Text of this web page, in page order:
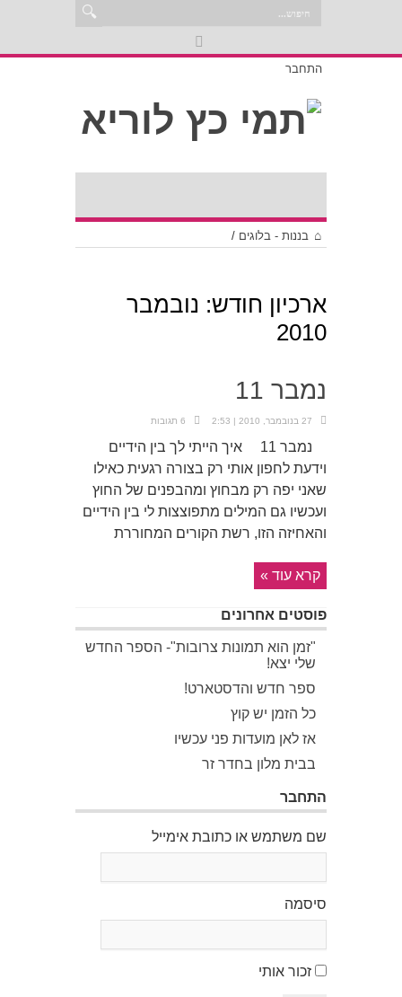
התחבר
בננות - בלוגים /
ארכיון חודש: נובמבר
2010
נמבר 11
27 בנובמבר, 2010 | 2:53 6 תגובות
נמבר 11 איך הייתי לך בין הידיים
וידעת לחפון אותי רק בצורה רגעית כאילו
שאני יפה רק מבחוץ ומהבפנים של החוץ
ועכשיו גם המילים מתפוצצות לי בין הידיים
והאחיזה הזו, רשת הקורים המחוררת
קרא עוד »
פוסטים אחרונים
"זמן הוא תמונות צרובות"- הספר החדש
שלי יצא!
ספר חדש והדסטארט!
כל הזמן יש קוץ
אז לאן מועדות פני עכשיו
בבית מלון בחדר זר
התחבר
שם משתמש או כתובת אימייל
סיסמה
זכור אותי